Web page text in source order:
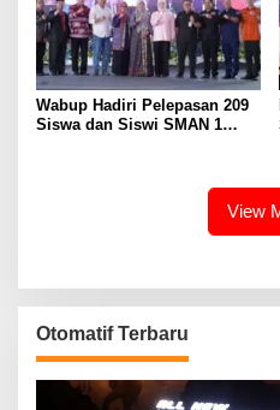
Wabup Hadiri Pelepasan 209
Siswa dan Siswi SMAN 1
View
Otomatif Terbaru